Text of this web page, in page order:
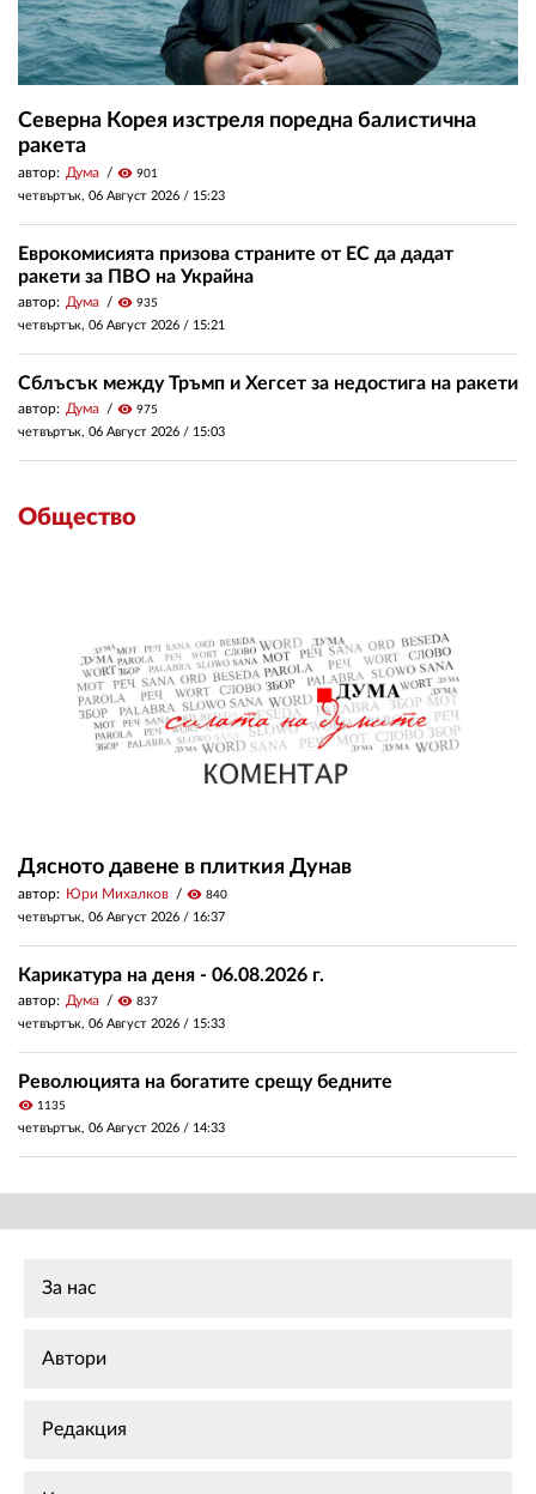
Северна Корея изстреля поредна балистична
ракета
автор: Дума visibility 901
четвъртък, 06 Август 2026 / 15:23
Еврокомисията призова страните от ЕС да дадат
ракети за ПВО на Украйна
автор: Дума visibility 935
четвъртък, 06 Август 2026 / 15:21
Сблъсък между Тръмп и Хегсет за недостига на ракети
автор: Дума visibility 975
четвъртък, 06 Август 2026 / 15:03
Общество
Дясното давене в плиткия Дунав
автор: Юри Михалков visibility 840
четвъртък, 06 Август 2026 / 16:37
Карикатура на деня - 06.08.2026 г.
автор: Дума visibility 837
четвъртък, 06 Август 2026 / 15:33
Революцията на богатите срещу бедните
visibility 1135
четвъртък, 06 Август 2026 / 14:33
За нас
Автори
Редакция